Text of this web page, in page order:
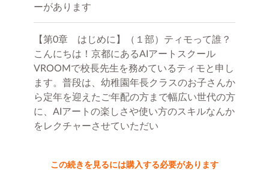
ーがあります
【第0章 はじめに】（１部）ティモって誰？
こんにちは！京都にあるAIアートスクール
VROOMで校長先生を務めているティモと申し
ます。普段は、幼稚園年長クラスのお子さんか
ら定年を迎えたご年配の方まで幅広い世代の方
に、AIアートの楽しさや使い方のスキルなんか
をレクチャーさせていただい
この続きを見るには購入する必要があります